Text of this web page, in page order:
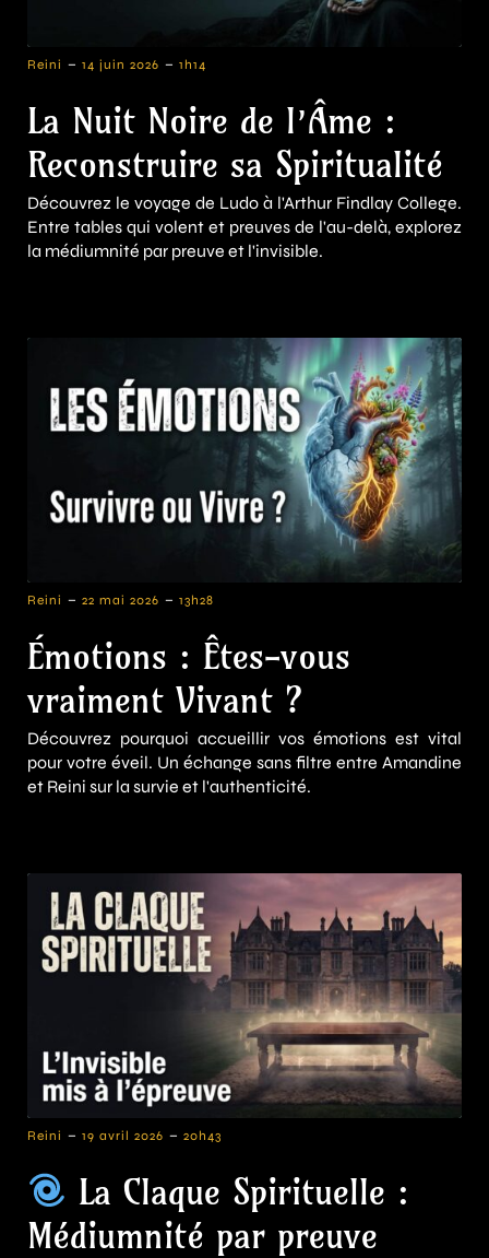
Reini - 14 juin 2026 - 1h14
La Nuit Noire de l’Âme :
Reconstruire sa Spiritualité
Découvrez le voyage de Ludo à l'Arthur Findlay College.
Entre tables qui volent et preuves de l'au-delà, explorez
la médiumnité par preuve et l'invisible.
Reini - 22 mai 2026 - 13h28
Émotions : Êtes-vous
vraiment Vivant ?
Découvrez pourquoi accueillir vos émotions est vital
pour votre éveil. Un échange sans filtre entre Amandine
et Reini sur la survie et l'authenticité.
Reini - 19 avril 2026 - 20h43
La Claque Spirituelle :
Médiumnité par preuve